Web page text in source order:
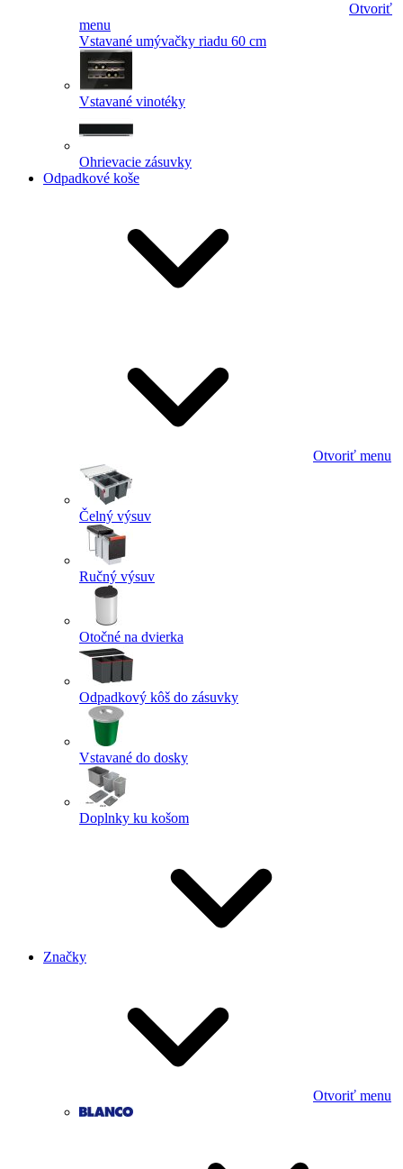
Otvoriť
menu
Vstavané umývačky riadu 60 cm
Vstavané vinotéky
Ohrievacie zásuvky
Odpadkové koše
Otvoriť menu
Čelný výsuv
Ručný výsuv
Otočné na dvierka
Odpadkový kôš do zásuvky
Vstavané do dosky
Doplnky ku košom
Značky
Otvoriť menu